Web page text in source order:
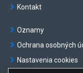
400.
as
data
table.
Kontakt
Oznamy
Ochrana osobných
Nastavenia cookies